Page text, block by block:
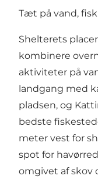
Tæt på vand,
Shelterets
kombinere
aktiviteter på
landgang med
pladsen, og
bedste
meter vest for
spot for
omgivet af skov